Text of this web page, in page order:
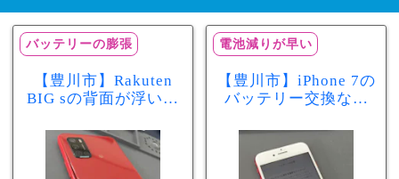
バッテリーの膨張
【豊川市】Rakuten
BIG sの背面が浮いて
リー膨張のサインか
もしれません！バッ
テリー交換修理事例
電池減りが早い
【豊川市】iPhone 7の
バッテリー交換なら
最大容量70％で電池
の減りが早い症状も
当日60分で改善